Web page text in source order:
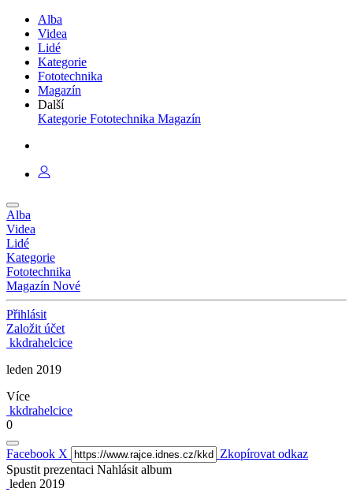
Alba
Videa
Lidé
Kategorie
Fototechnika
Magazín
Další
Kategorie Fototechnika Magazín
Alba
Videa
Lidé
Kategorie
Fototechnika
Magazín Nové
Přihlásit
Založit účet
kkdrahelcice
leden 2019
Více
kkdrahelcice
0
Facebook X
Zkopírovat odkaz
Spustit prezentaci Nahlásit album
leden 2019